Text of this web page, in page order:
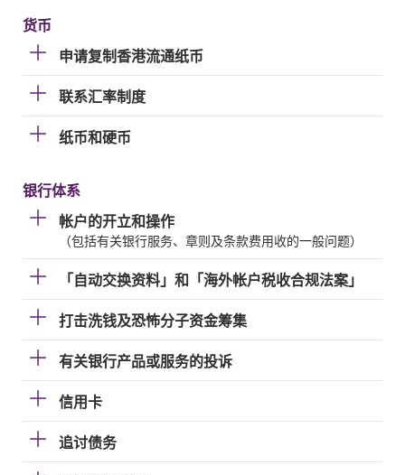
货币
申请复制香港流通纸币
联系汇率制度
纸币和硬币
银行体系
帐户的开立和操作
（包括有关银行服务、章则及条款费用收的一般问题）
「自动交换资料」和「海外帐户税收合规法案」
打击洗钱及恐怖分子资金筹集
有关银行产品或服务的投诉
信用卡
追讨债务